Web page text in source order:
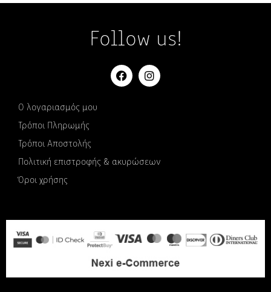
Follow us!
Ο λογαριασμός μου
Τρόποι Πληρωμής
Τρόποι Αποστολής
Πολιτική επιστροφής & ακυρώσεων
Όροι χρήσης